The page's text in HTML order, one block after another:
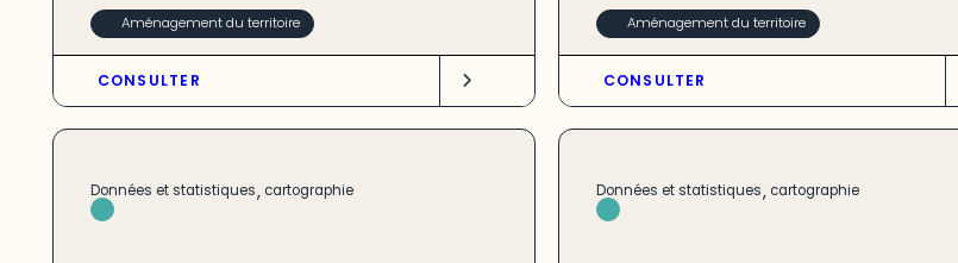
Aménagement du territoire
CONSULTER
Aménagement du territoire
CONSULTER
Données et statistiques, cartographie Données et statistiques, cartographie